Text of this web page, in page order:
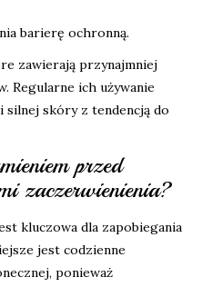
barierę ochronną.
zawierają przynajmniej
Regularne ich używanie
skóry z tendencją do
przed
zaczerwienienia?
kluczowa dla zapobiegania
jest codzienne
ponieważ